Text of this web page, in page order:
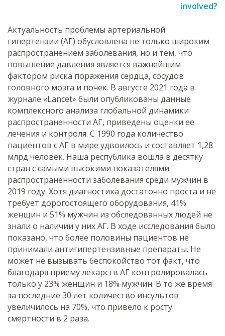
involved?
Актуальность проблемы артериальной
гипертензии (АГ) обусловлена не только широким
распространением заболевания, но и тем, что
повышение давления является важнейшим
фактором риска поражения сердца, сосудов
головного мозга и почек. В августе 2021 года в
журнале «Lancet» были опубликованы данные
комплексного анализа глобальной динамики
распространенности АГ, приведены оценки ее
лечения и контроля. С 1990 года количество
пациентов с АГ в мире удвоилось и составляет 1,28
млрд человек. Наша республика вошла в десятку
стран с самыми высокими показателями
распространенности заболевания среди мужчин в
2019 году. Хотя диагностика достаточно проста и не
требует дорогостоящего оборудования, 41%
женщин и 51% мужчин из обследованных людей не
знали о наличии у них АГ. В ходе исследования было
показано, что более половины пациентов не
принимали антигипертензивные препараты. Не
может не вызывать беспокойство тот факт, что
благодаря приему лекарств АГ контролировалась
только у 23% женщин и 18% мужчин. В то же время
за последние 30 лет количество инсультов
увеличилось на 70%, что привело к росту
смертности в 2 раза.